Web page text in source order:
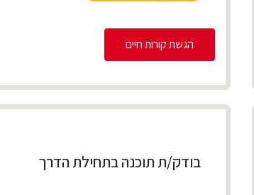
הגשת קורות חיים
בודק/ת תוכנה בתחילת הדרך